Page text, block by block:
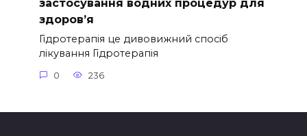
застосування водних процедур для
здоров’я
Гідротерапія це дивовижний спосіб
лікування Гідротерапія
0 236